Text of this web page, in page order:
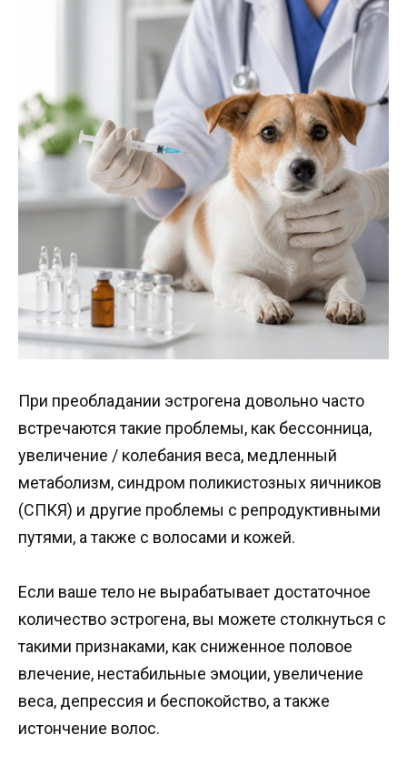
При преобладании эстрогена довольно часто
встречаются такие проблемы, как бессонница,
увеличение / колебания веса, медленный
метаболизм, синдром поликистозных яичников
(СПКЯ) и другие проблемы с репродуктивными
путями, а также с волосами и кожей.
Если ваше тело не вырабатывает достаточное
количество эстрогена, вы можете столкнуться с
такими признаками, как сниженное половое
влечение, нестабильные эмоции, увеличение
веса, депрессия и беспокойство, а также
истончение волос.